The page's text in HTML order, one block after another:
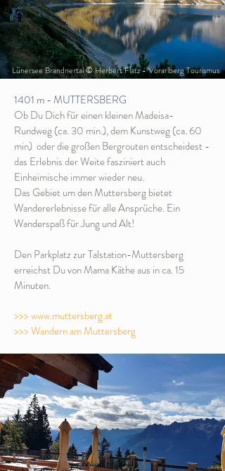
Lünersee Brandnertal © Herbert Flatz - Vorarlberg Tourismus
1401 m - MUTTERSBERG
Ob Du Dich für einen kleinen Madeisa-
Rundweg (ca. 30 min.),dem Kunstweg(ca. 60
min) oder die großen Bergrouten entscheidest -
das Erlebnis der Weite fasziniert auch
Einheimische immer wieder neu.
Das Gebiet um den Muttersberg bietet
Wandererlebnisse für alle Ansprüche. Ein
Wanderspaß für Jung und Alt!
Den Parkplatz zur Talstation-Muttersberg
erreichst Du von Mama Käthe aus in ca. 15
Minuten.
>>> www.muttersberg.at
>>> Wandern am Muttersberg